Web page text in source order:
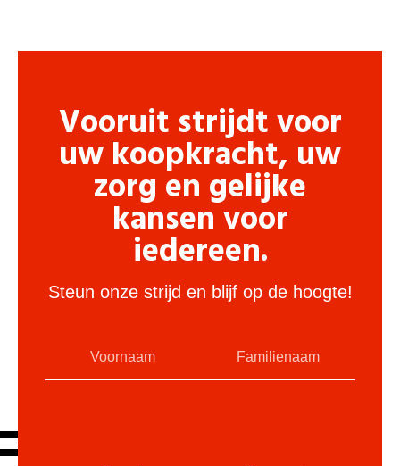
Vooruit strijdt voor
uw koopkracht, uw
zorg en gelijke
kansen voor
iedereen.
Steun onze strijd en blijf op de hoogte!